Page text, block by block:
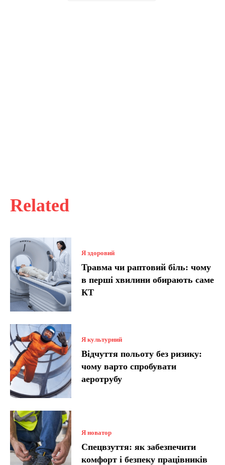
Related
Я здоровий
Травма чи раптовий біль: чому
в перші хвилини обирають саме
КТ
Я культурний
Відчуття польоту без ризику:
чому варто спробувати
аеротрубу
Я новатор
Спецвзуття: як забезпечити
комфорт і безпеку працівників